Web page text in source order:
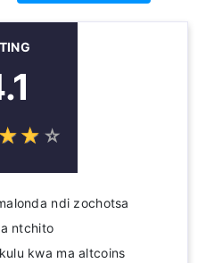
☆ ☆
★ ★
ndi zochotsa
ntchito
kwa ma altcoins